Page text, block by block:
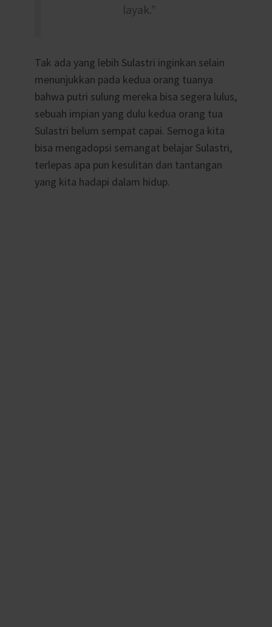
layak.”
Tak ada yang lebih Sulastri inginkan selain
menunjukkan pada kedua orang tuanya
bahwa putri sulung mereka bisa segera lulus,
sebuah impian yang dulu kedua orang tua
Sulastri belum sempat capai. Semoga kita
bisa mengadopsi semangat belajar Sulastri,
terlepas apa pun kesulitan dan tantangan
yang kita hadapi dalam hidup.